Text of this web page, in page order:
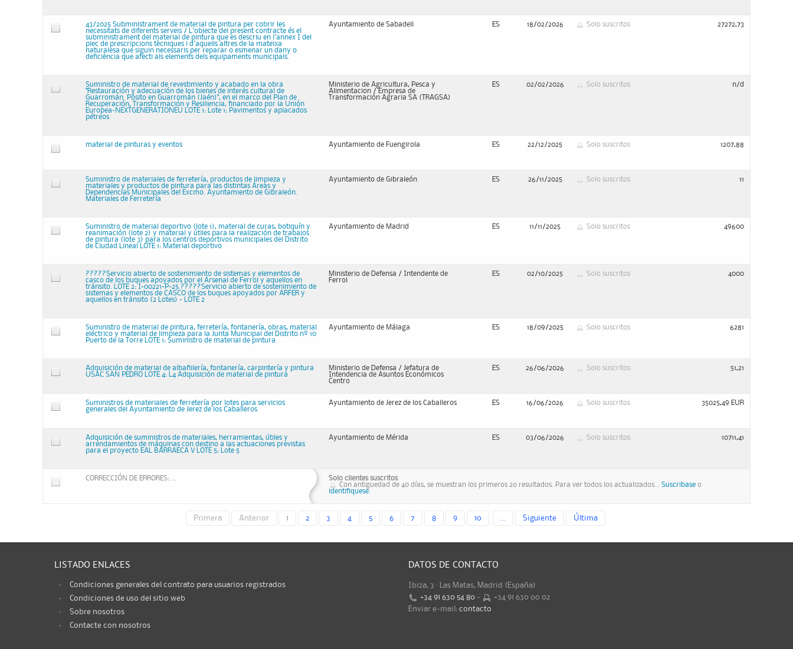
43/2025 Subministrament de material de pintura per cobrir les
necessitats de diferents serveis / L'objecte del present contracte és el
subministrament del material de pintura que es descriu en l'annex I del
plec de prescripcions tècniques i d'aquells altres de la mateixa
naturalesa que siguin necessaris per reparar o esmenar un dany o
deficiència que afecti als elements dels equipaments municipals.
Ayuntamiento de Sabadell ES 18/02/2026 Solo suscritos 27272,73
Suministro de material de revestimiento y acabado en la obra
"Restauración y adecuación de los bienes de interés cultural de
Guarromán. Pósito en Guarromán (Jaén)", en el marco del Plan de
Recuperación, Transformación y Resiliencia, financiado por la Unión
Europea-NEXTGENERATIONEU LOTE 1: Lote 1: Pavimentos y aplacados
pétreos
Ministerio de Agricultura, Pesca y
Alimentacion / Empresa de
Transformación Agraria SA (TRAGSA)
ES 02/02/2026 Solo suscritos n/d
material de pinturas y eventos Ayuntamiento de Fuengirola ES 22/12/2025 Solo suscritos 1207,88
Suministro de materiales de ferretería, productos de limpieza y
materiales y productos de pintura para las distintas Áreas y
Dependencias Municipales del Excmo. Ayuntamiento de Gibraleón.
Materiales de Ferretería
Ayuntamiento de Gibraleón ES 26/11/2025 Solo suscritos 11
Suministro de material deportivo (lote 1), material de curas, botiquín y
reanimación (lote 2) y material y útiles para la realización de trabajos
de pintura (lote 3) para los centros deportivos municipales del Distrito
de Ciudad Lineal LOTE 1: Material deportivo
Ayuntamiento de Madrid ES 11/11/2025 Solo suscritos 49600
?????Servicio abierto de sostenimiento de sistemas y elementos de
casco de los buques apoyados por el Arsenal de Ferrol y aquellos en
tránsito. LOTE 2: I-00221-P-25.?????Servicio abierto de sostenimiento de
sistemas y elementos de CASCO de los buques apoyados por ARFER y
aquellos en tránsito (2 Lotes) - LOTE 2
Ministerio de Defensa / Intendente de
Ferrol
ES 02/10/2025 Solo suscritos 4000
Suministro de material de pintura, ferretería, fontanería, obras, material
eléctrico y material de limpieza para la Junta Municipal del Distrito nº 10
Puerto de la Torre LOTE 1: Suministro de material de pintura.
Ayuntamiento de Málaga ES 18/09/2025 Solo suscritos 6281
Adquisición de material de albañilería, fontanería, carpintería y pintura
USAC SAN PEDRO LOTE 4: L4 Adquisición de material de pintura
Ministerio de Defensa / Jefatura de
Intendencia de Asuntos Económicos
Centro
ES 26/06/2026 Solo suscritos 51,21
Suministros de materiales de ferretería por lotes para servicios
generales del Ayuntamiento de Jerez de los Caballeros
Ayuntamiento de Jerez de los Caballeros ES 16/06/2026 Solo suscritos 35025,49 EUR
Adquisición de suministros de materiales, herramientas, útiles y
arrendamientos de máquinas con destino a las actuaciones previstas
para el proyecto EAL BARRAECA V LOTE 5: Lote 5
Ayuntamiento de Mérida ES 03/06/2026 Solo suscritos 10711,41
CORRECCIÓN DE ERRORES: ...
Solo clientes suscritos
Con antiguedad de 40 días, se muestran los primeros 20 resultados. Para ver todos los actualizados... Suscribase o
identifiquese.
Primera Anterior 1 2 3 4 5 6 7 8 9 10 Siguiente Última
LISTADO ENLACES
Condiciones generales del contrato para usuarios registrados
Condiciones de uso del sitio web
Sobre nosotros
Contacte con nosotros
DATOS DE CONTACTO
Ibiza, 3 · Las Matas, Madrid (España)
+34 91 630 54 80 -
+34 91 630 00 02
Enviar e-mail: contacto